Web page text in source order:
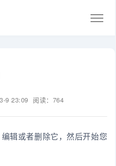
9 23:09 阅读：764
辑或者删除它，然后开始您